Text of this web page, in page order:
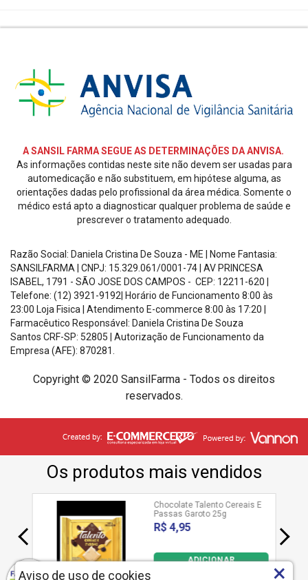
CREDIBILIDADE
SOCIAIS
A SANSIL FARMA SEGUE AS DETERMINAÇÕES DA ANVISA.
As informações contidas neste site não devem ser usadas para
automedicação e não substituem, em hipótese alguma, as
orientações dadas pelo profissional da área médica. Somente o
médico está apto a diagnosticar qualquer problema de saúde e
prescrever o tratamento adequado.
Razão Social: Daniela Cristina De Souza - ME | Nome Fantasia:
SANSILFARMA | CNPJ: 15.329.061/0001-74 AV PRINCESA
ISABEL, 1791 - SÃO JOSE DOS CAMPOS - CEP: 12211-620
Telefone: (12) 3921-9192| Horário de Funcionamento 8:00 às
23:00 Loja Fisica | Atendimento E-commerce 8:00 às 17:20
Farmacêutico Responsável: Daniela Cristina De Souza
Santos CRF-SP: 52805 |
Autorização de Funcionamento da
Empresa (AFE): 870281.
Copyright © 2020 SansilFarma - Todos os direitos
reservados.
Aviso de uso de cookies ×